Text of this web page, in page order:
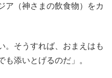
ア（神さまの飲食物）をカ
。そうすれば、おまえはも
も添いとげるのだ」。